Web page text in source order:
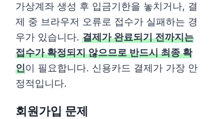
가상계좌 생성 후 입금기한을 놓치거나, 결
제 중 브라우저 오류로 접수가 실패하는 경
우가 있습니다. 결제가 완료되기 전까지는
접수가 확정되지 않으므로 반드시 최종 확
인이 필요합니다. 신용카드 결제가 가장 안
정적입니다.
회원가입 문제